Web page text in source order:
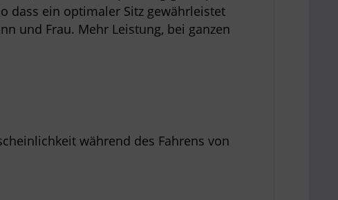
dass ein optimaler Sitz gewährleistet
und Frau. Mehr Leistung, bei ganzen
während des Fahrens von